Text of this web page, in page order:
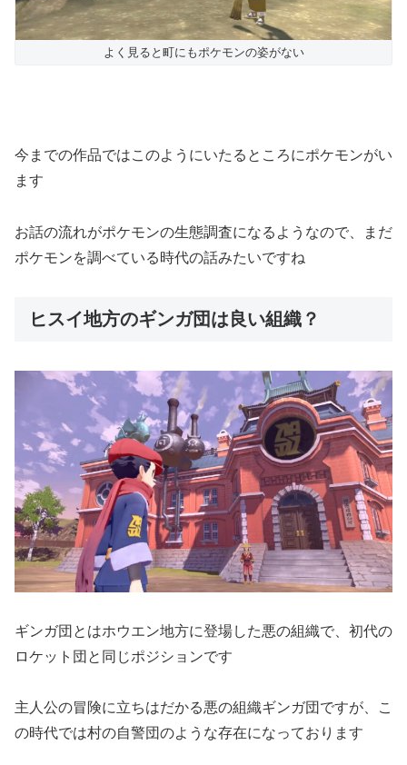
よく見ると町にもポケモンの姿がない
今までの作品ではこのようにいたるところにポケモンがい
ます
お話の流れがポケモンの生態調査になるようなので、まだ
ポケモンを調べている時代の話みたいですね
ヒスイ地方のギンガ団は良い組織？
ギンガ団とはホウエン地方に登場した悪の組織で、初代の
ロケット団と同じポジションです
主人公の冒険に立ちはだかる悪の組織ギンガ団ですが、こ
の時代では村の自警団のような存在になっております